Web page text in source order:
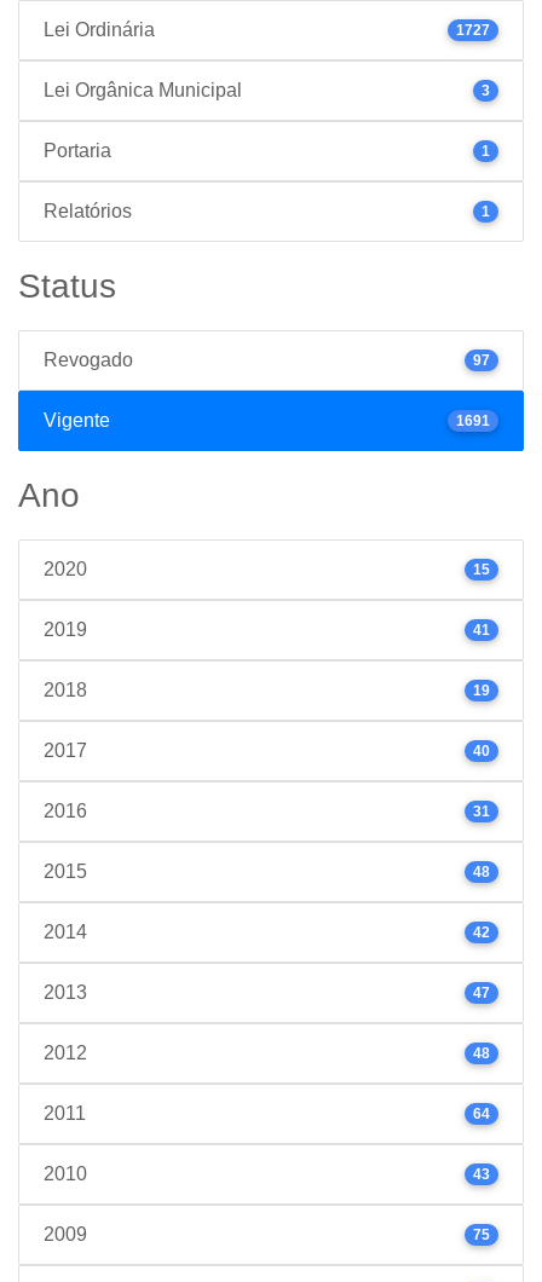
Lei Ordinária 1727
Lei Orgânica Municipal 3
Portaria 1
Relatórios 1
Status
Revogado 97
Vigente 1691
Ano
2020 15
2019 41
2018 19
2017 40
2016 31
2015 48
2014 42
2013 47
2012 48
2011 64
2010 43
2009 75